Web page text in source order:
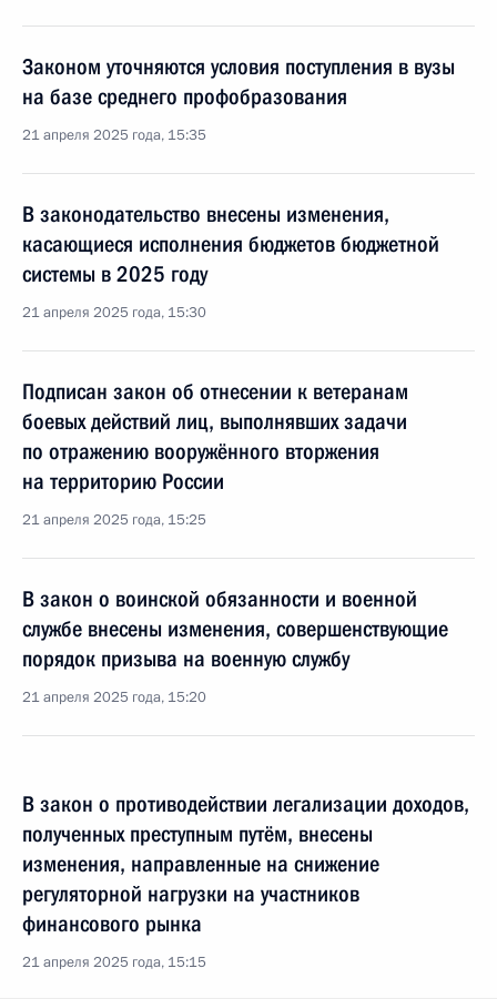
Законом уточняются условия поступления в вузы
на базе среднего профобразования
21 апреля 2025 года, 15:35
В законодательство внесены изменения,
касающиеся исполнения бюджетов бюджетной
системы в 2025 году
21 апреля 2025 года, 15:30
Подписан закон об отнесении к ветеранам
боевых действий лиц, выполнявших задачи
по отражению вооружённого вторжения
на территорию России
21 апреля 2025 года, 15:25
В закон о воинской обязанности и военной
службе внесены изменения, совершенствующие
порядок призыва на военную службу
21 апреля 2025 года, 15:20
В закон о противодействии легализации доходов,
полученных преступным путём, внесены
изменения, направленные на снижение
регуляторной нагрузки на участников
финансового рынка
21 апреля 2025 года, 15:15